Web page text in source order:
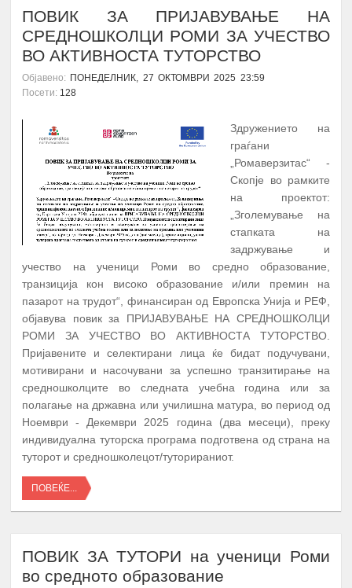
ПОВИК ЗА ПРИЈАВУВАЊЕ НА
СРЕДНОШКОЛЦИ РОМИ ЗА УЧЕСТВО
ВО АКТИВНОСТА ТУТОРСТВО
Објавено: ПОНЕДЕЛНИК, 27 ОКТОМВРИ 2025 23:59
Посети: 128
Здружението на
граѓани
„Ромаверзитас“ -
Скопје во рамките
на проектот:
„Зголемување на
стапката на
задржување и
учество на ученици Роми во средно образование,
транзиција кон високо образование и/или премин на
пазарот на трудот“, финансиран од Европска Унија и РЕФ,
објавува повик за ПРИЈАВУВАЊЕ НА СРЕДНОШКОЛЦИ
РОМИ ЗА УЧЕСТВО ВО АКТИВНОСТА ТУТОРСТВО.
Пријавените и селектирани лица ќе бидат подучувани,
мотивирани и насочувани за успешно транзитирање на
средношколците во следната учебна година или за
полагање на државна или училишна матура, во период од
Ноември - Декември 2025 година (два месеци), преку
индивидуална туторска програма подготвена од страна на
туторот и средношколецот/туторираниот.
ПОВЕЌЕ...
ПОВИК ЗА ТУТОРИ на ученици Роми
во средното образование